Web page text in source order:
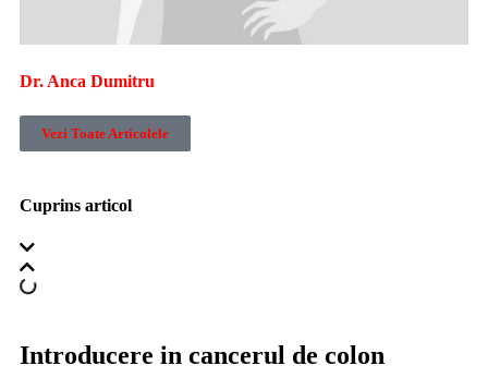
Dr. Anca Dumitru
Vezi Toate Articolele
Cuprins articol
Introducere in cancerul de colon